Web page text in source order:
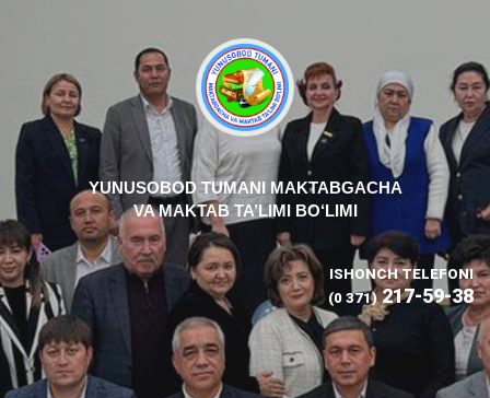
YUNUSOBOD TUMANI MAKTABGACHA
VA MAKTAB TA’LIMI BO‘LIMI
ISHONCH TELEFONI
(0 371)217-59-38